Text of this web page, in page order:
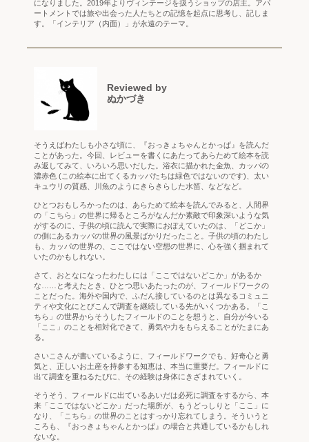
になりました。2019年よりヴィンテージを扱うショップの店主。アパ
ートメントでは旅や出会った人たちとの記憶を起点に思考し、記しま
す。「インテリア（内面）」が永遠のテーマ。
Reviewed by
ぬかづき
そうえばわたしも小さな頃に、『おっきょちゃんとかっぱ』を読んだ
ことがあった。今回、レビューを書くにあたってあらためて絵本を読
み返してみて、いろいろ思いだした。浴衣に描かれた金魚、カッパの
濃赤色 (この絵本に出てくるカッパたちは緑色ではないのです)、太い
キュウリの質感、川魚のようにきらきらした水笛、などなど。
ひとつおもしろかったのは、あらためて絵本を読んでみると、人間界
の「こちら」の世界に帰るところがなんだか素敵で印象深いような気
がするのに、子供の頃に読んで実際におぼえていたのは、「どこか」
の側にあるカッパの世界の風景ばかりだったこと。子供の頃のわたし
も、カッパの世界の、ここではない空想の世界に、心を強く掴まれて
いたのかもしれない。
さて、おとなになったわたしには「ここではないどこか」があるか
な……と考えたとき、ひとつ思いあたったのが、フィールドワークの
ことだった。海外や国内で、ふだん接しているのとは異なるコミュニ
ティや文化にとびこんで調査を継続している先がいくつかある。「こ
ちら」の世界からそうしたフィールドのことを想うと、自分が今いる
「ここ」のことを相対化できて、勇気や力をもらえることがたまにあ
る。
さいこさんが書いているように、フィールドワークでも、好奇心と勇
気と、正しいお土産を持参する知恵は、本当に重要だ。フィールドに
出て調査を重ねるたびに、その経験は身体にきざまれていく。
そうそう、フィールドに出ているあいだは必死に調査をするから、本
来「ここではないどこか」だった場所が、もうどっしりと「ここ」に
なり、「こちら」の世界のことはすっかり忘れてしまう。そういうと
ころも、『おっきょちゃんとかっぱ』の場合と共通しているかもしれ
ないな。